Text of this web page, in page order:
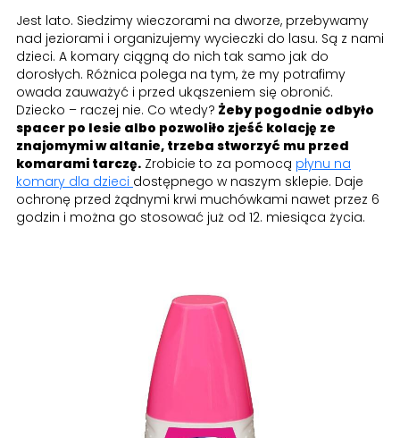
Jest lato. Siedzimy wieczorami na dworze, przebywamy
nad jeziorami i organizujemy wycieczki do lasu. Są z nami
dzieci. A komary ciągną do nich tak samo jak do
dorosłych. Różnica polega na tym, że my potrafimy
owada zauważyć i przed ukąszeniem się obronić.
Dziecko – raczej nie. Co wtedy? Żeby pogodnie odbyło
spacer po lesie albo pozwoliło zjeść kolację ze
znajomymi w altanie, trzeba stworzyć mu przed
komarami tarczę. Zrobicie to za pomocą płynu na
komary dla dzieci dostępnego w naszym sklepie. Daje
ochronę przed żądnymi krwi muchówkami nawet przez 6
godzin i można go stosować już od 12. miesiąca życia.